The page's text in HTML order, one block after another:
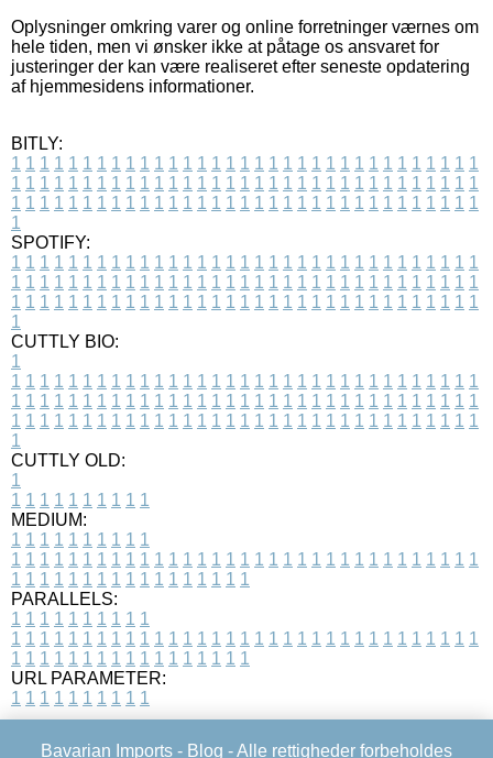
Oplysninger omkring varer og online forretninger værnes om
hele tiden, men vi ønsker ikke at påtage os ansvaret for
justeringer der kan være realiseret efter seneste opdatering
af hjemmesidens informationer.
BITLY:
1 1 1 1 1 1 1 1 1 1 1 1 1 1 1 1 1 1 1 1 1 1 1 1 1 1 1 1 1 1 1 1 1
1 1 1 1 1 1 1 1 1 1 1 1 1 1 1 1 1 1 1 1 1 1 1 1 1 1 1 1 1 1 1 1 1
1 1 1 1 1 1 1 1 1 1 1 1 1 1 1 1 1 1 1 1 1 1 1 1 1 1 1 1 1 1 1 1 1
1
SPOTIFY:
1 1 1 1 1 1 1 1 1 1 1 1 1 1 1 1 1 1 1 1 1 1 1 1 1 1 1 1 1 1 1 1 1
1 1 1 1 1 1 1 1 1 1 1 1 1 1 1 1 1 1 1 1 1 1 1 1 1 1 1 1 1 1 1 1 1
1 1 1 1 1 1 1 1 1 1 1 1 1 1 1 1 1 1 1 1 1 1 1 1 1 1 1 1 1 1 1 1 1
1
CUTTLY BIO:
1
1 1 1 1 1 1 1 1 1 1 1 1 1 1 1 1 1 1 1 1 1 1 1 1 1 1 1 1 1 1 1 1 1
1 1 1 1 1 1 1 1 1 1 1 1 1 1 1 1 1 1 1 1 1 1 1 1 1 1 1 1 1 1 1 1 1
1 1 1 1 1 1 1 1 1 1 1 1 1 1 1 1 1 1 1 1 1 1 1 1 1 1 1 1 1 1 1 1 1
1
CUTTLY OLD:
1
1 1 1 1 1 1 1 1 1 1
MEDIUM:
1 1 1 1 1 1 1 1 1 1
1 1 1 1 1 1 1 1 1 1 1 1 1 1 1 1 1 1 1 1 1 1 1 1 1 1 1 1 1 1 1 1 1
1 1 1 1 1 1 1 1 1 1 1 1 1 1 1 1 1
PARALLELS:
1 1 1 1 1 1 1 1 1 1
1 1 1 1 1 1 1 1 1 1 1 1 1 1 1 1 1 1 1 1 1 1 1 1 1 1 1 1 1 1 1 1 1
1 1 1 1 1 1 1 1 1 1 1 1 1 1 1 1 1
URL PARAMETER:
1 1 1 1 1 1 1 1 1 1
Bavarian Imports - Blog - Alle rettigheder forbeholdes